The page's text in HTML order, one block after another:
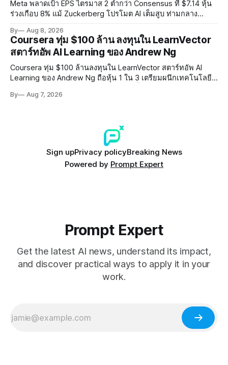
Meta พลาดเป้า EPS ไตรมาส 2 ต่ำกว่า Consensus ที่ $7.14 หุ้น
ร่วงเกือบ 8% แม้ Zuckerberg โปรโมต AI เต็มสูบ ท่ามกลาง
การทำร้ายเด็ก
By Aug 8, 2026
Coursera ทุ่ม $100 ล้าน ลงทุนใน LearnVector
สตาร์ทอัพ AI Learning ของ Andrew Ng
Coursera ทุ่ม $100 ล้านลงทุนใน LearnVector สตาร์ทอัพ AI
Learning ของ Andrew Ng ถือหุ้น 1 ใน 3 เตรียมผนึกเทคโนโลยี
แรกต้นปี 2027
By Aug 7, 2026
Sign upPrivacy policyBreaking News
Powered by Prompt Expert
Prompt Expert
Get the latest AI news, understand its impact,
and discover practical ways to apply it in your
work.